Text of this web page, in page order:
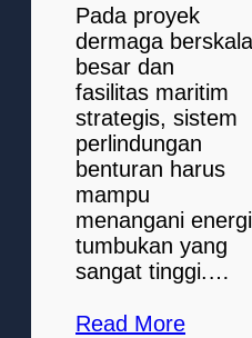
Pada proyek
dermaga berskala
besar dan
fasilitas maritim
strategis, sistem
perlindungan
benturan harus
mampu
menangani energi
tumbukan yang
sangat tinggi.…
Read More